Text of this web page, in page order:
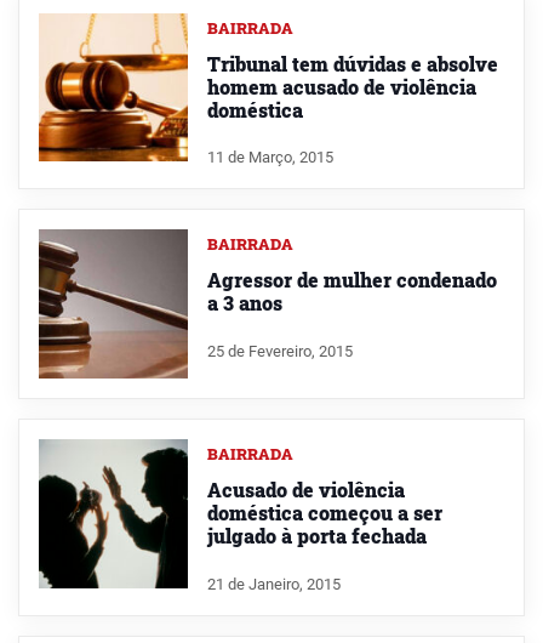
BAIRRADA
Tribunal tem dúvidas e absolve
homem acusado de violência
doméstica
11 de Março, 2015
BAIRRADA
Agressor de mulher condenado
a 3 anos
25 de Fevereiro, 2015
BAIRRADA
Acusado de violência
doméstica começou a ser
julgado à porta fechada
21 de Janeiro, 2015